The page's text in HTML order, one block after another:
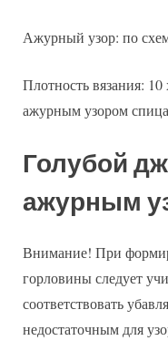
Ажурный узор: по
Плотность вязания:
ажурным узором
Голубой
ажурным
Внимание! При
горловины следует
соответствовать
недостаточным для